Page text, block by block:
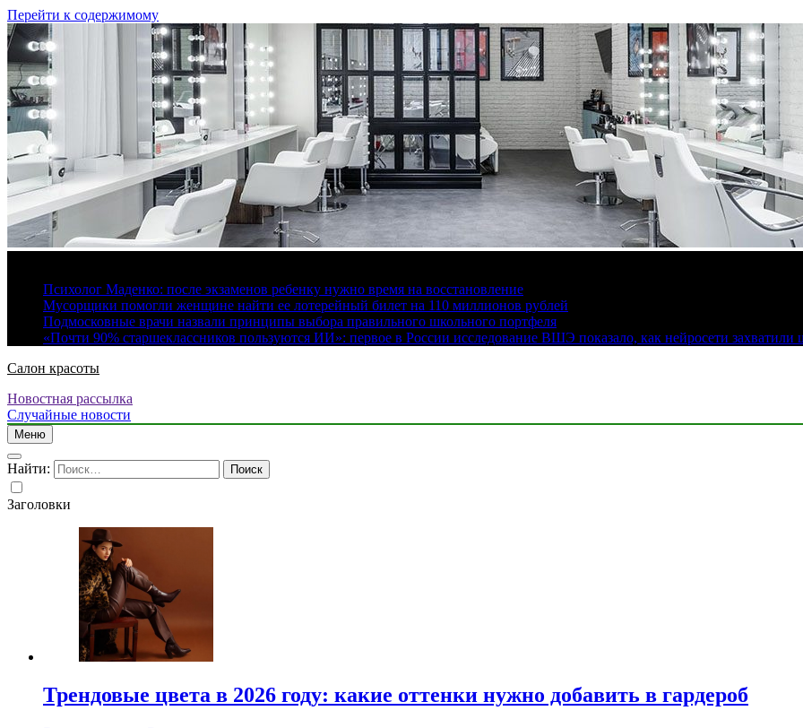
Перейти к содержимому
Психолог Маденко: после экзаменов ребенку нужно время на восстановление
Мусорщики помогли женщине найти ее лотерейный билет на 110 миллионов рублей
Подмосковные врачи назвали принципы выбора правильного школьного портфеля
«Почти 90% старшеклассников пользуются ИИ»: первое в России исследование ВШЭ показало, как нейросети захватили
Салон красоты
Новостная рассылка
Случайные новости
Меню
Найти:
Заголовки
Трендовые цвета в 2026 году: какие оттенки нужно добавить в гардероб